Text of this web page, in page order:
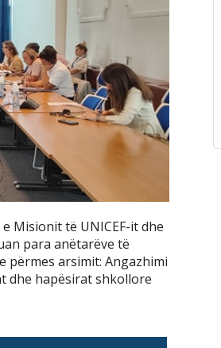
Misionit të UNICEF-it dhe
para anëtarëve të
përmes arsimit: Angazhimi
dhe hapësirat shkollore